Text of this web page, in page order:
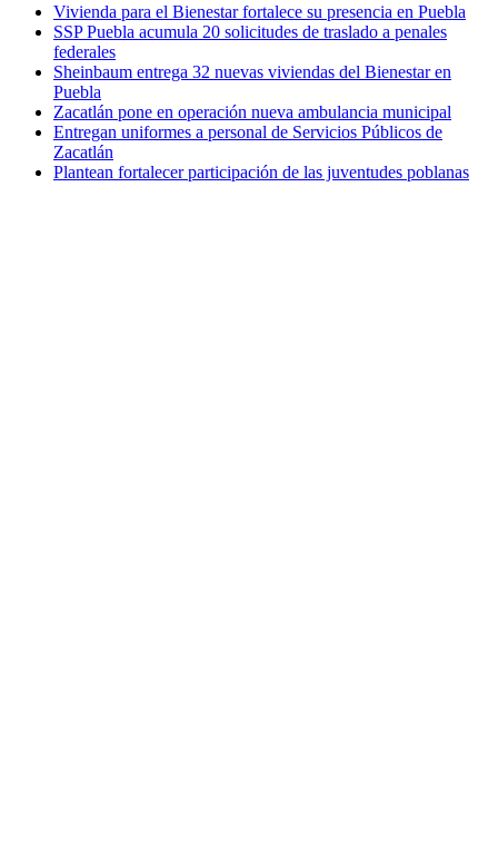
Vivienda para el Bienestar fortalece su presencia en Puebla
SSP Puebla acumula 20 solicitudes de traslado a penales
federales
Sheinbaum entrega 32 nuevas viviendas del Bienestar en
Puebla
Zacatlán pone en operación nueva ambulancia municipal
Entregan uniformes a personal de Servicios Públicos de
Zacatlán
Plantean fortalecer participación de las juventudes poblanas